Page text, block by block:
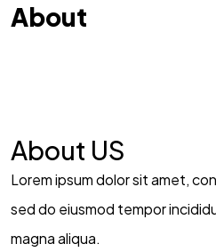
About
About US
Lorem ipsum dolor sit amet,
sed do eiusmod tempor
magna aliqua.